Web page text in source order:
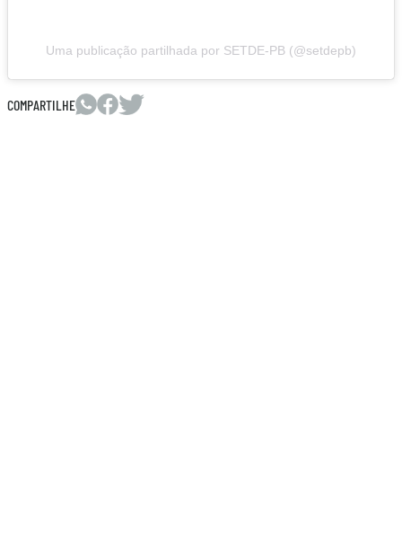
Uma publicação partilhada por SETDE-PB (@setdepb)
COMPARTILHE